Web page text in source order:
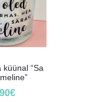
küünal “Sa
€